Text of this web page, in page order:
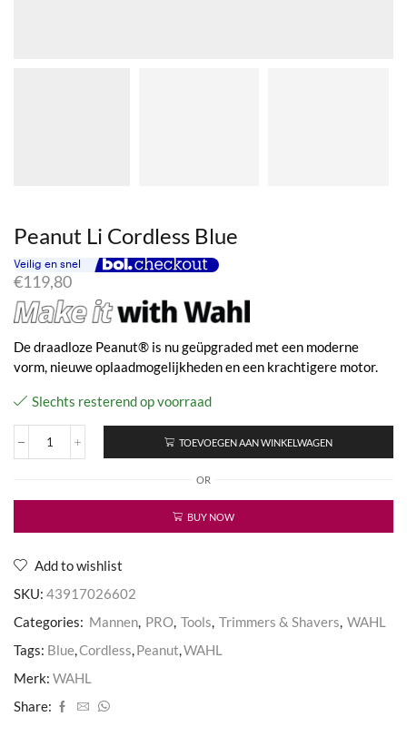
Peanut Li Cordless Blue
€119,80
De draadloze Peanut® is nu geüpgraded met een moderne
vorm, nieuwe oplaadmogelijkheden en een krachtigere motor.
Slechts resterend op voorraad
Peanut
Blue
TOEVOEGEN AAN WINKELWAGEN
OR
BUY NOW
Add to wishlist
SKU: 43917026602
Categories: Mannen, PRO, Tools, Trimmers & Shavers, WAHL
Tags: Blue,Cordless,Peanut,WAHL
Merk: WAHL
Share: